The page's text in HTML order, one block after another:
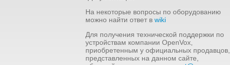
На некоторые вопросы по оборудованию
можно найти ответ в wiki
Для получения технической поддержки по
устройствам компании OpenVox,
приобретенным у официальных продавцов,
представленных на данном сайте,